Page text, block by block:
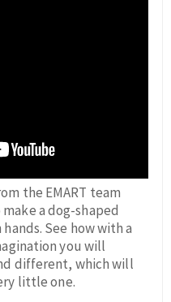
the EMART team
a dog-shaped
See how with a
you will
different, which will
little one.